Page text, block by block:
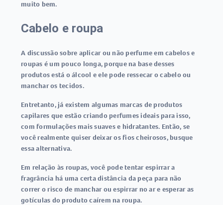
muito bem.
Cabelo e roupa
A discussão sobre aplicar ou não perfume em cabelos e
roupas é um pouco longa, porque na base desses
produtos está o álcool e ele pode ressecar o cabelo ou
manchar os tecidos.
Entretanto, já existem algumas marcas de produtos
capilares que estão criando perfumes ideais para isso,
com formulações mais suaves e hidratantes. Então, se
você realmente quiser deixar os fios cheirosos, busque
essa alternativa.
Em relação às roupas, você pode tentar espirrar a
fragrância há uma certa distância da peça para não
correr o risco de manchar ou espirrar no ar e esperar as
gotículas do produto caírem na roupa.